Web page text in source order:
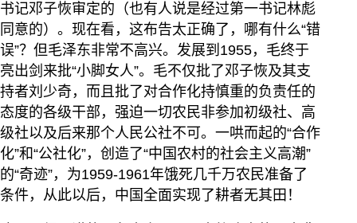
书记邓子恢审定的（也有人说是经过第一书记林彪
同意的）。现在看，这布告太正确了，哪有什么“错
误”？但毛泽东非常不高兴。发展到1955，毛终于
亮出剑来批“小脚女人”。毛不仅批了邓子恢及其支
持者刘少奇，而且批了对合作化持慎重的负责任的
态度的各级干部，强迫一切农民非参加初级社、高
级社以及后来那个人民公社不可。一哄而起的“合作
化”和“公社化”，创造了“中国农村的社会主义高潮”
的“奇迹”，为1959-1961年饿死几千万农民准备了
条件，从此以后，中国全面实现了耕者无其田！